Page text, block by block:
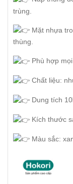
trùng.
Mặt nhựa
thùng.
Phù hợp
Chất liệu:
Dung tích
Kích thước
Màu sắc: